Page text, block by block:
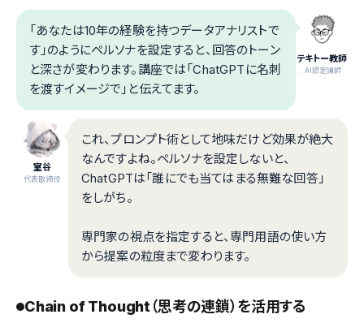
テキトー教師
.AI認定講師
「あなたは10年の経験を持つデータアナリストで
す」のようにペルソナを設定すると、回答のトーン
と深さが変わります。講座では「ChatGPTに名刺
を渡すイメージで」と伝えてます。
室谷
代表取締役
これ、プロンプト術として地味だけど効果が絶大
なんですよね。ペルソナを設定しないと、
ChatGPTは「誰にでも当てはまる無難な回答」
をしがち。
専門家の視点を指定すると、専門用語の使い方
から提案の粒度まで変わります。
Chain of Thought（思考の連鎖）を活用する